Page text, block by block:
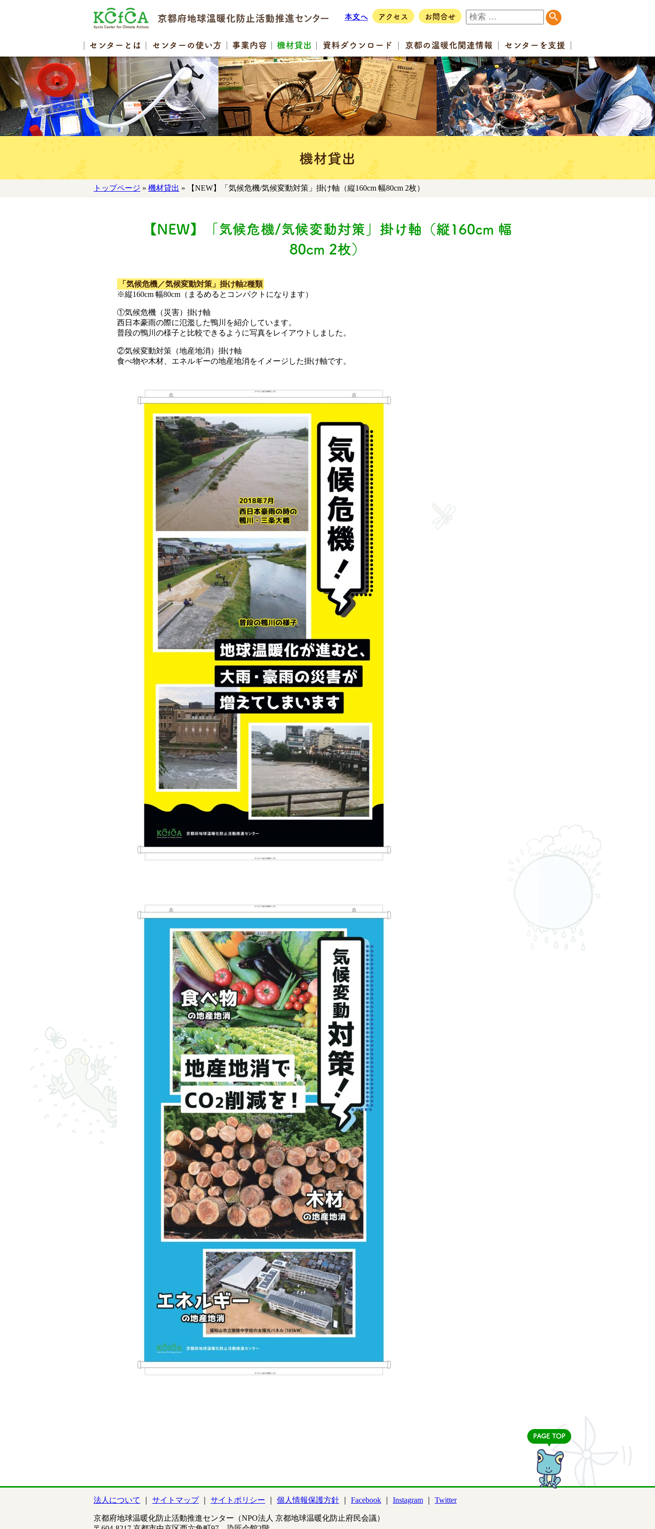
本文へ アクセス お問合せ
センター とは センターの使い方 事業内容 機材貸出 資料ダウンロード 京都の温暖化関連情報 センター を支援
機材貸出
トップページ » 機材貸出 » 【NEW】「気候危機/気候変動対策」掛け軸（縦160cm 幅80cm 2枚）
【NEW】「気候危機/気候変動対策」掛け軸（縦160cm 幅
80cm 2枚）
「気候危機／気候変動対策」掛け軸2種類
※縦160cm 幅80cm（まるめるとコンパクトになります）
①気候危機（災害）掛け軸
西日本豪雨の際に氾濫した鴨川を紹介しています。
普段の鴨川の様子と比較できるように写真をレイアウトしました。
②気候変動対策（地産地消）掛け軸
食べ物や木材、エネルギーの地産地消をイメージした掛け軸です。
法人について サイトマップ サイトポリシー 個人情報保護方針 Facebook Instagram Twitter
京都府地球温暖化防止活動推進センター（NPO法人 京都地球温暖化防止府民会議）